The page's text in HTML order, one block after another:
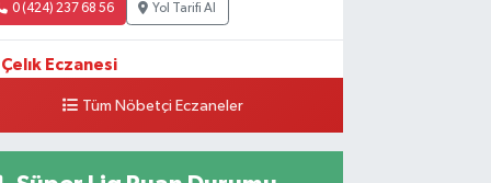
0 (424) 237 68 56 Yol Tarifi Al
Çelık Eczanesi
19730 SOK. NO:6 ATüm Nöbetçi Eczaneler